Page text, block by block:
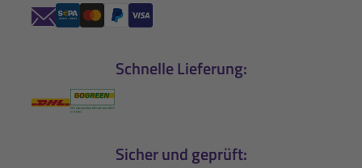
Schnelle Lieferung:
Sicher und geprüft: